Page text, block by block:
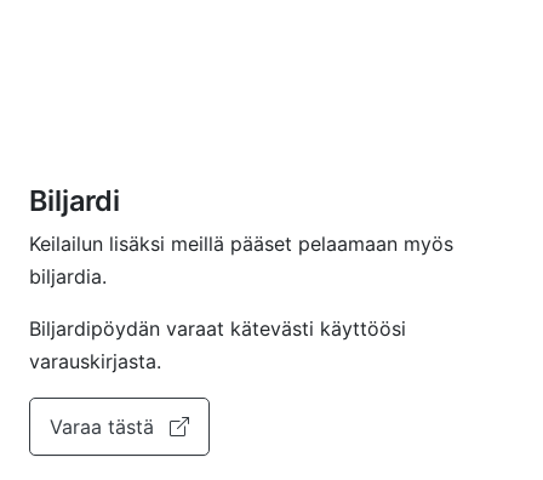
Biljardi
Keilailun lisäksi meillä pääset pelaamaan myös
biljardia.
Biljardipöydän varaat kätevästi käyttöösi
varauskirjasta.
Varaa tästä